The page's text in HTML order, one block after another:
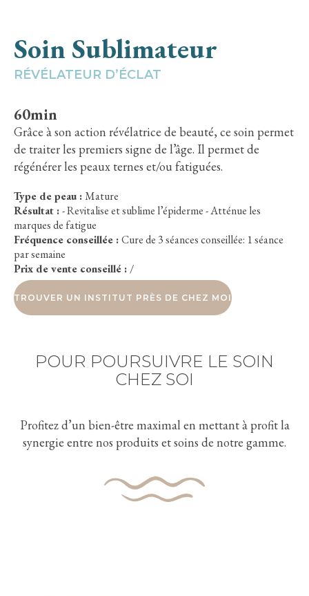
Soin Sublimateur
RÉVÉLATEUR D’ÉCLAT
60min
Grâce à son action révélatrice de beauté, ce soin permet
de traiter les premiers signe de l’âge. Il permet de
régénérer les peaux ternes et/ou fatiguées.
Type de peau :Mature
Résultat :- Revitalise et sublime l’épiderme - Atténue les
marques de fatigue
Fréquence conseillée :Cure de 3 séances conseillée: 1 séance
par semaine
Prix de vente conseillé : /
TROUVER UN INSTITUT PRÈS DE CHEZ MOI
POUR POURSUIVRE LE SOIN
CHEZ SOI
Profitez d’un bien-être maximal en mettant à profit la
synergie entre nos produits et soins de notre gamme.